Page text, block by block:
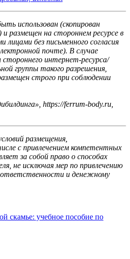
использован (скопирован
размещен на стороннем ресурсе в
без письменного согласия
почте). В случае
интернет-ресурса/
группы такого разрешения,
строго при соблюдении
https://ferrum-body.ru,
размещения,
с привлечением компетентных
за собой право о способах
не исключая мер по привлечению
и денежному
скамье: учебное пособие по